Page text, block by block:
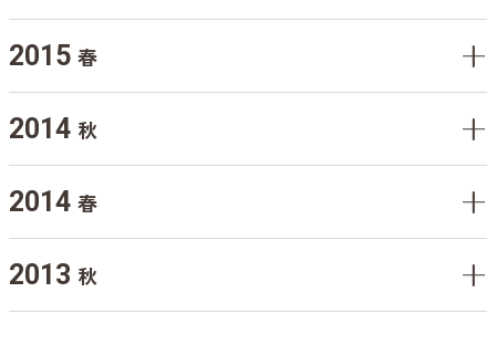
2015 春
2014 秋
2014 春
2013 秋